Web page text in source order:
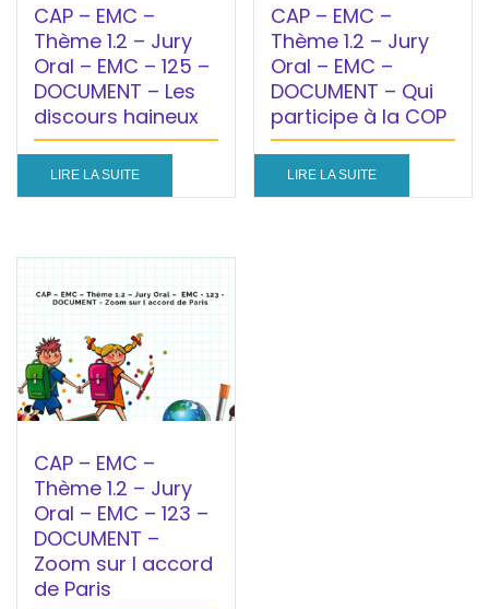
CAP – EMC –
Thème 1.2 – Jury
Oral – EMC – 125 –
DOCUMENT – Les
discours haineux
LIRE LA SUITE
CAP – EMC –
Thème 1.2 – Jury
Oral – EMC –
DOCUMENT – Qui
participe à la COP
LIRE LA SUITE
CAP – EMC –
Thème 1.2 – Jury
Oral – EMC – 123 –
DOCUMENT –
Zoom sur l accord
de Paris